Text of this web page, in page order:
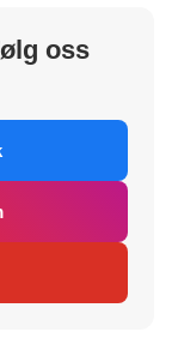
oss